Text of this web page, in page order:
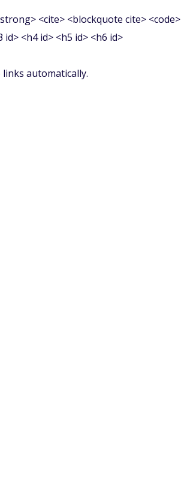
<cite> <blockquote cite>
<h4 id> <h5 id> <h6 id>
automatically.